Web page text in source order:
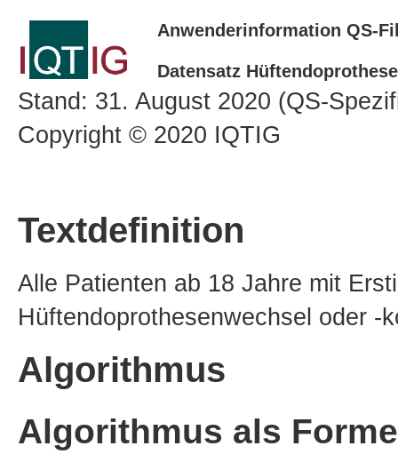
Anwenderinformation QS-
Datensatz
Stand: 31. August 2020 (QS-
Copyright © 2020 IQTIG
Textdefinition
Alle Patienten ab 18 Jahre mit
Hüftendoprothesenwechsel oder -
Algorithmus
Algorithmus als